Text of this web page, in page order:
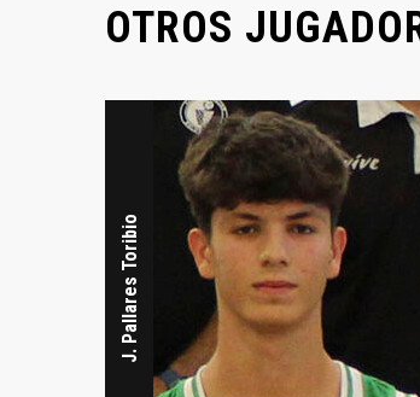
OTROS
J. Pallares Toribio